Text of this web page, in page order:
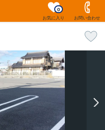
お気に入り
0
お問い合わせ